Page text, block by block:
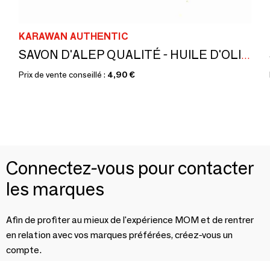
KARAWAN AUTHENTIC
SAVON D'ALEP QUALITÉ - HUILE D'OLIVE 80% ET DE LAURIER 20%
Prix de vente conseillé : 4,90 €
Connectez-vous pour contacter
les marques
Afin de profiter au mieux de l'expérience MOM et de rentrer
en relation avec vos marques préférées, créez-vous un
compte.